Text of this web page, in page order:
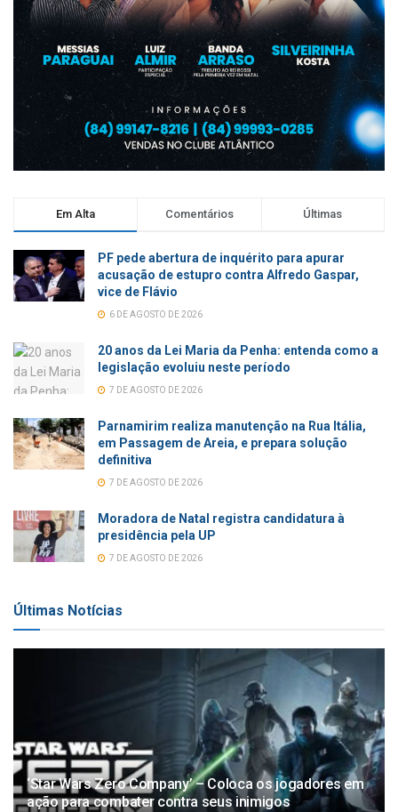
Em Alta Comentários Últimas
PF pede abertura de inquérito para apurar
acusação de estupro contra Alfredo Gaspar,
vice de Flávio
6 DE AGOSTO DE 2026
20 anos da Lei Maria da Penha: entenda como a
legislação evoluiu neste período
7 DE AGOSTO DE 2026
Parnamirim realiza manutenção na Rua Itália,
em Passagem de Areia, e prepara solução
definitiva
7 DE AGOSTO DE 2026
Moradora de Natal registra candidatura à
presidência pela UP
7 DE AGOSTO DE 2026
Últimas Notícias
‘Star Wars Zero Company’ – Coloca os jogadores em
ação para combater contra seus inimigos